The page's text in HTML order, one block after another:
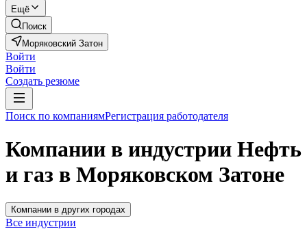
Ещё
Поиск
Моряковский Затон
Войти
Войти
Создать резюме
Поиск по компаниямРегистрация работодателя
Компании в индустрии Нефть
и газ в Моряковском Затоне
Компании в других городах
Все индустрии